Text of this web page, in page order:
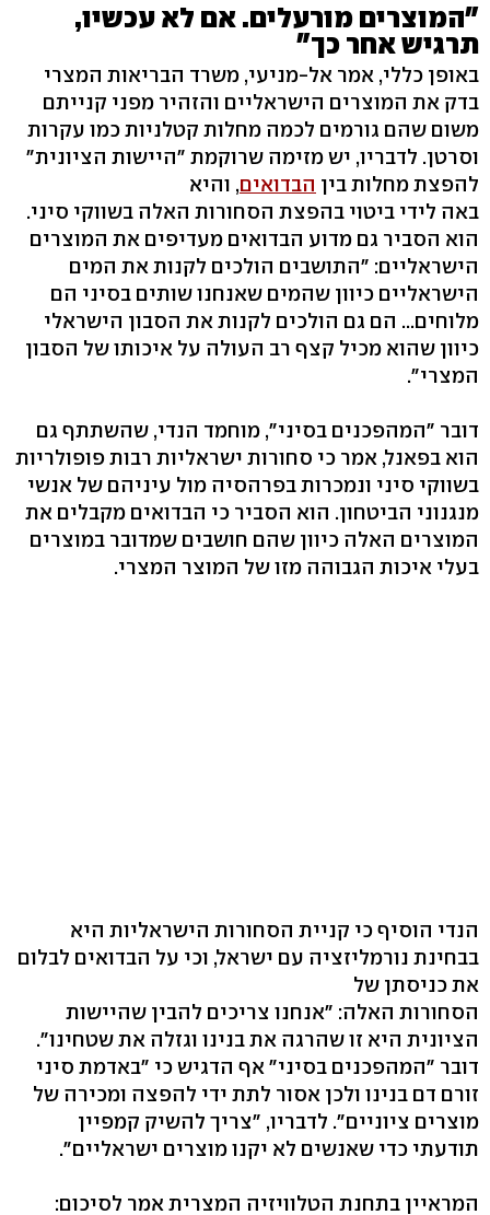
"המוצרים מורעלים. אם לא עכשיו,
תרגיש אחר כך"
באופן כללי, אמר אל-מניעי, משרד הבריאות המצרי
בדק את המוצרים הישראליים והזהיר מפני קנייתם
משום שהם גורמים לכמה מחלות קטלניות כמו עקרות
וסרטן. לדבריו, יש מזימה שרוקמת "היישות הציונית"
להפצת מחלות בין הבדואים, והיא
באה לידי ביטוי בהפצת הסחורות האלה בשווקי סיני.
הוא הסביר גם מדוע הבדואים מעדיפים את המוצרים
הישראליים: "התושבים הולכים לקנות את המים
הישראליים כיוון שהמים שאנחנו שותים בסיני הם
מלוחים... הם גם הולכים לקנות את הסבון הישראלי
כיוון שהוא מכיל קצף רב העולה על איכותו של הסבון
המצרי".
דובר "המהפכנים בסיני", מוחמד הנדי, שהשתתף גם
הוא בפאנל, אמר כי סחורות ישראליות רבות פופולריות
בשווקי סיני ונמכרות בפרהסיה מול עיניהם של אנשי
מנגנוני הביטחון. הוא הסביר כי הבדואים מקבלים את
המוצרים האלה כיוון שהם חושבים שמדובר במוצרים
בעלי איכות הגבוהה מזו של המוצר המצרי.
הנדי הוסיף כי קניית הסחורות הישראליות היא
בבחינת נורמליזציה עם ישראל, וכי על הבדואים לבלום
את כניסתן של
הסחורות האלה: "אנחנו צריכים להבין שהיישות
הציונית היא זו שהרגה את בנינו וגזלה את שטחינו".
דובר "המהפכנים בסיני" אף הדגיש כי "באדמת סיני
זורם דם בנינו ולכן אסור לתת ידי להפצה ומכירה של
מוצרים ציוניים". לדבריו, "צריך להשיק קמפיין
תודעתי כדי שאנשים לא יקנו מוצרים ישראליים".
המראיין בתחנת הטלוויזיה המצרית אמר לסיכום: